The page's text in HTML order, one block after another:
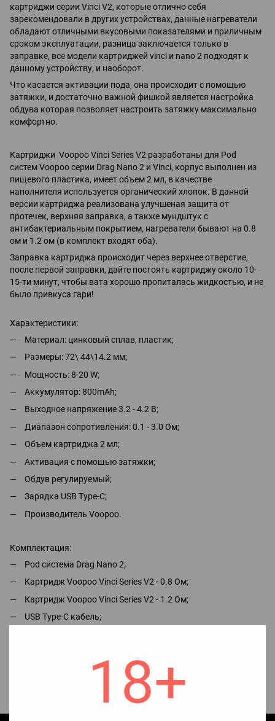
18+
картриджи серии Vinci V2, которые отлично себя
зарекомендовали в других устройствах, данные нагреватели
обладают отличными вкусовыми показателями и приличным
сроком эксплуатации, разница заключается только в
заправке, все модели картриджей vinci и nano 2 подходят к
данному устройству, и наоборот.
Что касается активации пода, она происходит с помощью
затяжки, и достаточно важной фишкой является настройка
обдува которая позволяет настроить затяжку максимально
комфортно.
Картриджи Voopoo Vinci Series V2 разработаны для Pod
систем Voopoo серии Drag Nano 2 и Vinci, корпус выполнен из
пищевого пластика, имеет объем 2 мл, в качестве
наполнителя используется органический хлопок. В данной
версии картриджа реализована улучшеная защита от
протечек, верхняя заправка, а также мундштук с
антибактериальным покрытием, нагреватели бывают на 0.8
ом и 1.2 ом (в комплект входят оба).
Заправка картриджа происходит через верхнее отверстие,
после первой заправки, дайте постоять картриджу около 10-
15-ти минут, чтобы вата хорошо пропиталась жидкостью, и не
было привкуса гари!
Характеристики:
Материал: цинковый сплав, пластик;
Размеры: 72\ 44\14.2 мм;
Мощность: 8-20 W;
Аккумулятор: 800mAh;
Выходное напряжение 3.2 - 4.2 В;
Диапазон сопротивления: 0.1 - 3.0 Ом;
Объем картриджа 2 мл;
Активация с помощью затяжки;
Обдув регулируемый;
Зарядка USB Type-C;
Производитель Voopoo.
Комплектация:
Pod система Drag Nano 2;
Картридж Voopoo Vinci Series V2 - 0.8 Ом;
Картридж Voopoo Vinci Series V2 - 1.2 Ом;
USB Type-C кабель;
Рекомендуем к просмотру видео обзор